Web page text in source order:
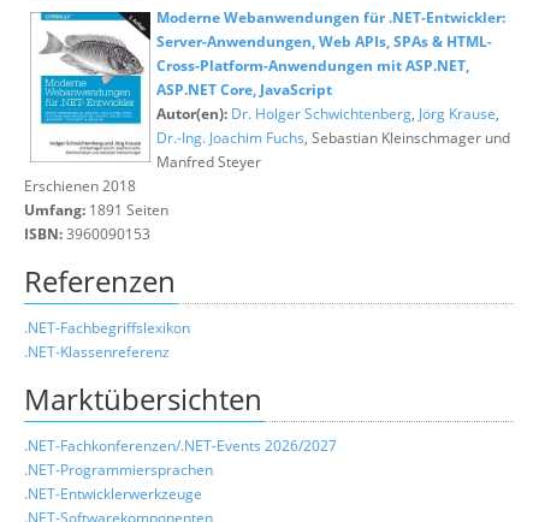
Moderne Webanwendungen für .NET-Entwickler:
Server-Anwendungen, Web APIs, SPAs & HTML-
Cross-Platform-Anwendungen mit ASP.NET,
ASP.NET Core, JavaScript
Autor(en): Dr. Holger Schwichtenberg, Jörg Krause,
Dr.-Ing. Joachim Fuchs, Sebastian Kleinschmager und
Manfred Steyer
Erschienen 2018
Umfang: 1891 Seiten
ISBN:3960090153
Referenzen
.NET-Fachbegriffslexikon
.NET-Klassenreferenz
Marktübersichten
.NET-Fachkonferenzen/.NET-Events 2026/2027
.NET-Programmiersprachen
.NET-Entwicklerwerkzeuge
.NET-Softwarekomponenten